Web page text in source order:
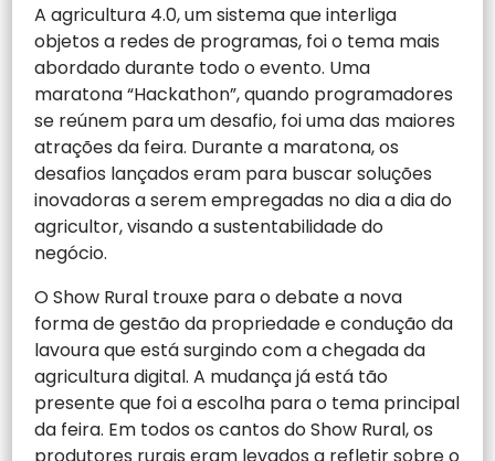
A agricultura 4.0, um sistema que interliga
objetos a redes de programas, foi o tema mais
abordado durante todo o evento. Uma
maratona “Hackathon”, quando programadores
se reúnem para um desafio, foi uma das maiores
atrações da feira. Durante a maratona, os
desafios lançados eram para buscar soluções
inovadoras a serem empregadas no dia a dia do
agricultor, visando a sustentabilidade do
negócio.
O Show Rural trouxe para o debate a nova
forma de gestão da propriedade e condução da
lavoura que está surgindo com a chegada da
agricultura digital. A mudança já está tão
presente que foi a escolha para o tema principal
da feira. Em todos os cantos do Show Rural, os